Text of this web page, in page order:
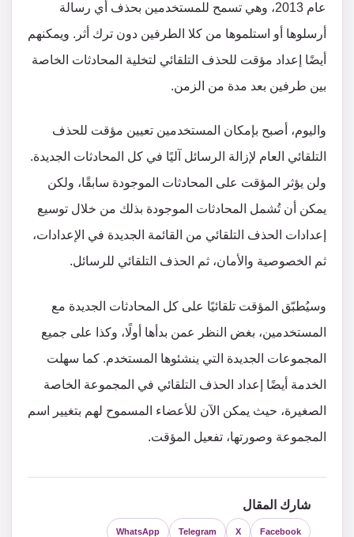
عام 2013، وهي تسمح للمستخدمين بحذف أي رسالة
أرسلوها أو استلموها من كلا الطرفين دون ترك أثر. ويمكنهم
أيضًا إعداد مؤقت للحذف التلقائي لتخلية المحادثات الخاصة
بين طرفين بعد مدة من الزمن.
واليوم، أصبح بإمكان المستخدمين تعيين مؤقت للحذف
التلقائي العام لإزالة الرسائل آليًا في كل المحادثات الجديدة.
ولن يؤثر المؤقت على المحادثات الموجودة سابقًا، ولكن
يمكن أن تُشمل المحادثات الموجودة بذلك من خلال توسيع
إعدادات الحذف التلقائي من القائمة الجديدة في الإعدادات،
ثم الخصوصية والأمان، ثم الحذف التلقائي للرسائل.
وسيُطبّق المؤقت تلقائيًا على كل المحادثات الجديدة مع
المستخدمين، بغض النظر عمن بدأها أولًا، وكذا على جميع
المجموعات الجديدة التي ينشئوها المستخدم. كما سهلت
الخدمة أيضًا إعداد الحذف التلقائي في المجموعة الخاصة
الصغيرة، حيث يمكن الآن للأعضاء المسموح لهم بتغيير اسم
المجموعة وصورتها، تفعيل المؤقت.
شارك المقال
Facebook
X
Telegram
WhatsApp